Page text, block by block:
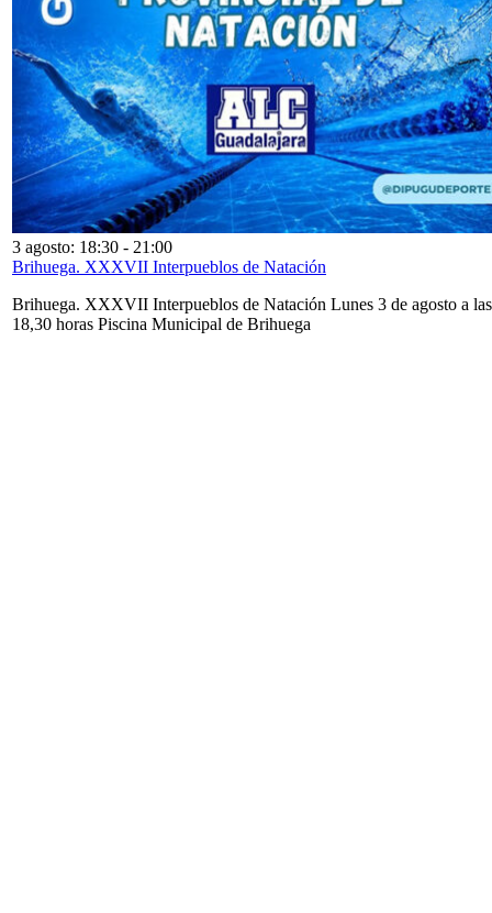
3 agosto: 18:30 - 21:00
Brihuega. XXXVII Interpueblos de Natación
Brihuega. XXXVII Interpueblos de Natación Lunes 3 de agosto a las
18,30 horas Piscina Municipal de Brihuega